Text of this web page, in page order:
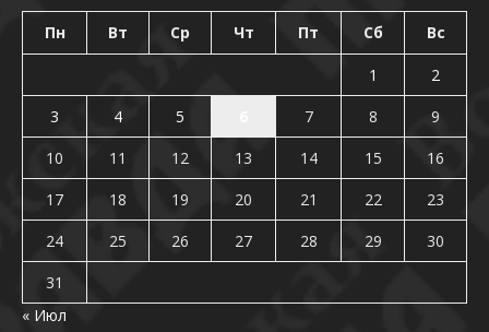
Пн Вт Ср Чт Пт Сб Вс
1
2
3
4 5 7 8
9
10
11 12 13 14 15
16
17
18 19 20 21 22
23
24
25 26 27 28 29
30
31
« Июл